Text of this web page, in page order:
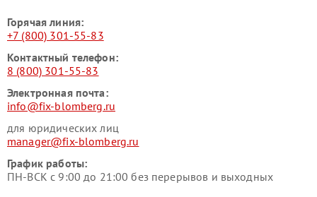
Горячая линия:
+7 (800) 301-55-83
Контактный телефон:
8 (800) 301-55-83
Электронная почта:
info@fix-blomberg.ru
для юридических лиц
manager@fix-blomberg.ru
График работы:
ПН-ВСК с 9:00 до 21:00 без перерывов и выходных